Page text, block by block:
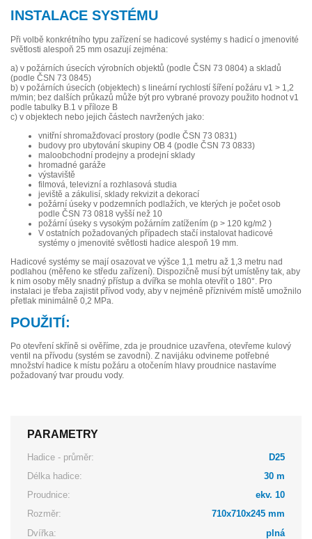
INSTALACE SYSTÉMU
Při volbě konkrétního typu zařízení se hadicové systémy s hadicí o jmenovité
světlosti alespoň 25 mm osazují zejména:
a) v požárních úsecích výrobních objektů (podle ČSN 73 0804) a skladů
(podle ČSN 73 0845)
b) v požárních úsecích (objektech) s lineární rychlostí šíření požáru v1 > 1,2
m/min; bez dalších průkazů může být pro vybrané provozy použito hodnot v1
podle tabulky B.1 v příloze B
c) v objektech nebo jejich částech navržených jako:
vnitřní shromažďovací prostory (podle ČSN 73 0831)
budovy pro ubytování skupiny OB 4 (podle ČSN 73 0833)
maloobchodní prodejny a prodejní sklady
hromadné garáže
výstaviště
filmová, televizní a rozhlasová studia
jeviště a zákulisí, sklady rekvizit a dekorací
požární úseky v podzemních podlažích, ve kterých je počet osob
podle ČSN 73 0818 vyšší než 10
požární úseky s vysokým požárním zatížením (p > 120 kg/m2 )
V ostatních požadovaných případech stačí instalovat hadicové
systémy o jmenovité světlosti hadice alespoň 19 mm.
Hadicové systémy se mají osazovat ve výšce 1,1 metru až 1,3 metru nad
podlahou (měřeno ke středu zařízení). Dispozičně musí být umístěny tak, aby
k nim osoby měly snadný přístup a dvířka se mohla otevřít o 180°. Pro
instalaci je třeba zajistit přívod vody, aby v nejméně příznivém místě umožnilo
přetlak minimálně 0,2 MPa.
POUŽITÍ:
Po otevření skříně si ověříme, zda je proudnice uzavřena, otevřeme kulový
ventil na přívodu (systém se zavodní). Z navijáku odvineme potřebné
množství hadice k místu požáru a otočením hlavy proudnice nastavíme
požadovaný tvar proudu vody.
PARAMETRY
Hadice - průměr:
D25
Délka hadice:
30 m
Proudnice:
ekv. 10
Rozměr:
710x710x245 mm
Dvířka:
plná